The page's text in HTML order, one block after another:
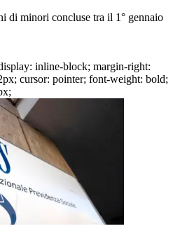
di minori concluse tra il 1° gennaio
inline-block; margin-right:
cursor: pointer; font-weight: bold;